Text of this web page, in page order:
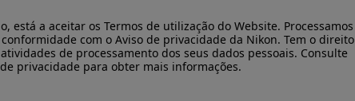
está a aceitar osTermos de utilização do Website. Processamos
conformidade com oAviso de privacidade da Nikon. Tem o direito
de processamento dos seus dados pessoais. Consulte
privacidade para obter mais informações.